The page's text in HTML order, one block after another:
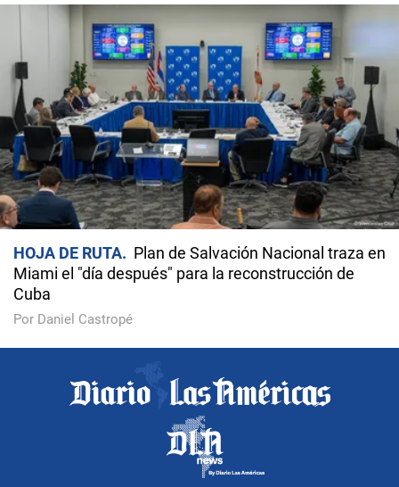
HOJA DE RUTA
Plan de Salvación Nacional traza en
Miami el "día después" para la reconstrucción de
Cuba
Por Daniel Castropé